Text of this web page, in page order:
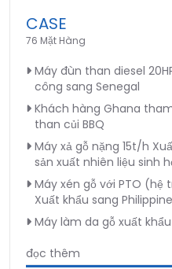
CASE
76 Mặt Hàng
Máy đùn than diesel
công sang Senegal
Khách hàng Ghana
than củi BBQ
Máy xả gỗ nặng 15t/h
sản xuất nhiên liệu sinh
Máy xén gỗ với PTO (hệ
Xuất khẩu sang
Máy làm da gỗ xuất
đọc thêm